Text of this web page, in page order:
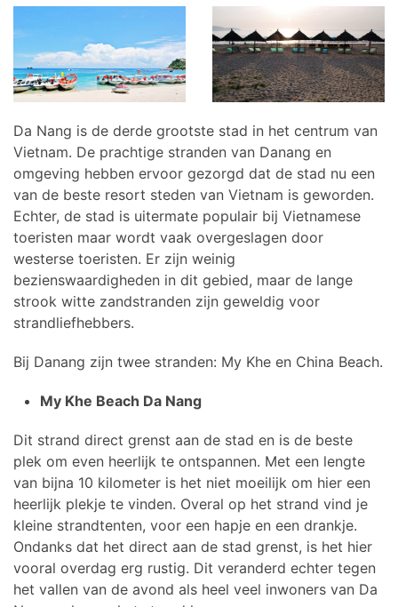
Da Nang is de derde grootste stad in het centrum van
Vietnam. De prachtige stranden van Danang en
omgeving hebben ervoor gezorgd dat de stad nu een
van de beste resort steden van Vietnam is geworden.
Echter, de stad is uitermate populair bij Vietnamese
toeristen maar wordt vaak overgeslagen door
westerse toeristen. Er zijn weinig
bezienswaardigheden in dit gebied, maar de lange
strook witte zandstranden zijn geweldig voor
strandliefhebbers.
Bij Danang zijn twee stranden: My Khe en China Beach.
My Khe Beach Da Nang
Dit strand direct grenst aan de stad en is de beste
plek om even heerlijk te ontspannen. Met een lengte
van bijna 10 kilometer is het niet moeilijk om hier een
heerlijk plekje te vinden. Overal op het strand vind je
kleine strandtenten, voor een hapje en een drankje.
Ondanks dat het direct aan de stad grenst, is het hier
vooral overdag erg rustig. Dit veranderd echter tegen
het vallen van de avond als heel veel inwoners van Da